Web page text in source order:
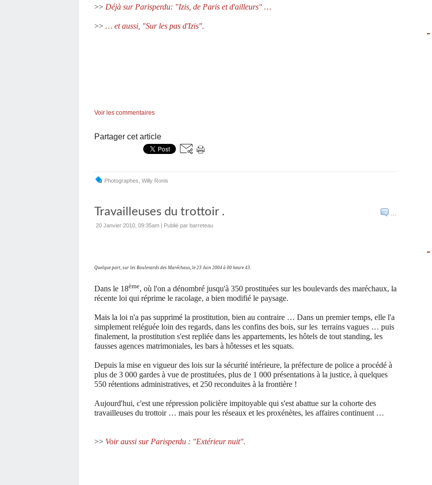
>> Déjà sur Parisperdu: "Izis, de Paris et d'ailleurs" …
>> … et aussi, "Sur les pas d'Izis".
Voir les commentaires
Partager cet article
Photographes Willy Ronis
…
Travailleuses du trottoir .
20 Janvier 2010, 09:35am | Publié par barreteau
Quelque part, sur les Boulevards des Maréchaux, le 23 Juin 2004 à 00 heure 43.
Dans le 18ème, où l'on a dénombré jusqu'à 350 prostituées sur les boulevards des maréchaux, la
récente loi qui réprime le racolage, a bien modifié le paysage.
Mais la loi n'a pas supprimé la prostitution, bien au contraire … Dans un premier temps, elle l'a
simplement reléguée loin des regards, dans les confins des bois, sur les terrains vagues … puis
finalement, la prostitution s'est repliée dans les appartements, les hôtels de tout standing, les
fausses agences matrimoniales, les bars à hôtesses et les squats.
Depuis la mise en vigueur des lois sur la sécurité intérieure, la préfecture de police a procédé à
plus de 3 000 gardes à vue de prostituées, plus de 1 000 présentations à la justice, à quelques
550 rétentions administratives, et 250 reconduites à la frontière !
Aujourd'hui, c'est une répression policière impitoyable qui s'est abattue sur la cohorte des
travailleuses du trottoir … mais pour les réseaux et les proxénètes, les affaires continuent …
>> Voir aussi sur Parisperdu : "Extérieur nuit".